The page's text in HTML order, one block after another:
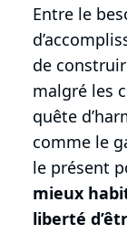
Entre le
de
malgré les
quête
comme le
le présent
mieux
liberté